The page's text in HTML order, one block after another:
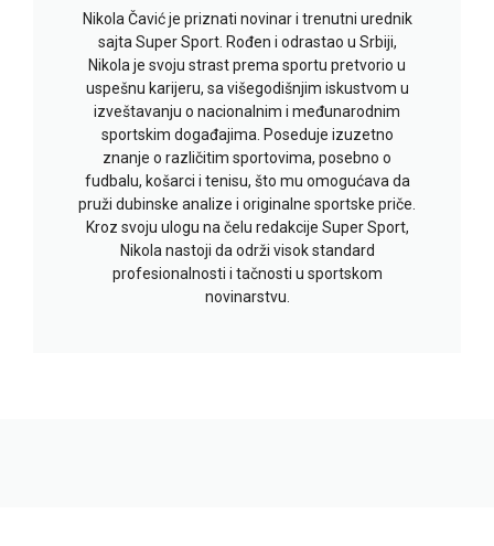
Nikola Čavić je priznati novinar i trenutni urednik
sajta Super Sport. Rođen i odrastao u Srbiji,
Nikola je svoju strast prema sportu pretvorio u
uspešnu karijeru, sa višegodišnjim iskustvom u
izveštavanju o nacionalnim i međunarodnim
sportskim događajima. Poseduje izuzetno
znanje o različitim sportovima, posebno o
fudbalu, košarci i tenisu, što mu omogućava da
pruži dubinske analize i originalne sportske priče.
Kroz svoju ulogu na čelu redakcije Super Sport,
Nikola nastoji da održi visok standard
profesionalnosti i tačnosti u sportskom
novinarstvu.